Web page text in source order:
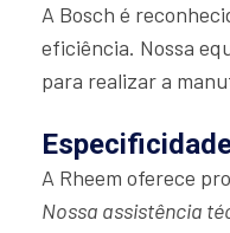
A Bosch é
eficiência. Nossa
para realizar a
A Rheem oferece
Nossa assistência